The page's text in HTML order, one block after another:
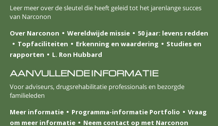
Leer meer over de sleutel die heeft geleid tot het jarenlange succes
van Narconon
Over Narconon
Wereldwijde missie
50 jaar: levens redden
Topfaciliteiten
Erkenning en waardering
Studies en
rapporten
L. Ron Hubbard
AANVULLENDE INFORMATIE
Voor adviseurs, drugsrehabilitatie professionals en bezorgde
familieleden
Meer informatie
Programma-informatie Portfolio
Vraag
om meer informatie
Neem contact op met Narconon